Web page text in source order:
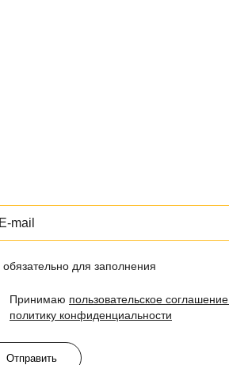
для заполнения
Принимаю пользовательское соглашение
политику конфиденциальности
Отправить